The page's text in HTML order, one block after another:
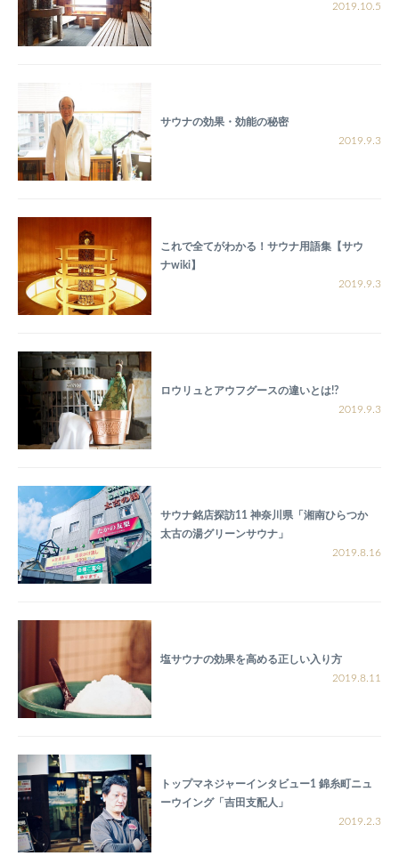
2019.10.5
サウナの効果・効能の秘密
2019.9.3
これで全てがわかる！サウナ用語集【サウ
ナwiki】
2019.9.3
ロウリュとアウフグースの違いとは!?
2019.9.3
サウナ銘店探訪11 神奈川県「湘南ひらつか
太古の湯グリーンサウナ」
2019.8.16
塩サウナの効果を高める正しい入り方
2019.8.11
トップマネジャーインタビュー1 錦糸町ニュ
ーウイング「吉田支配人」
2019.2.3